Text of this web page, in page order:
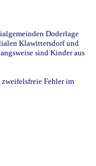
Doderlage
Klawittersdorf und
sind Kinder aus
Fehler im